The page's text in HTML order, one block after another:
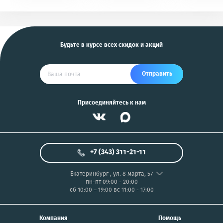
Будьте в курсе всех скидок и акций
Отправить
Присоединяйтесь к нам
Помощь
Компания
+7 (343) 311-21-11
Екатеринбург, ул. 8 марта, 57
пн-пт 09:00 - 20:00
сб 10:00 – 19:00 вс 11:00 - 17:00